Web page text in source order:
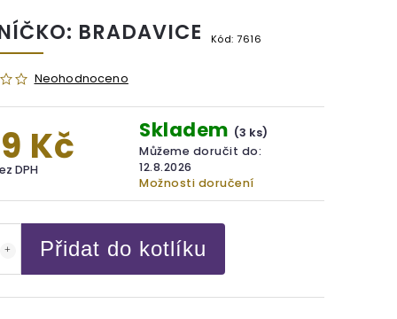
BRADAVICE Kód: 7616
Neohodnoceno
Kč
DPH
Skladem (3 ks)
Můžeme doručit do:
12.8.2026
Možnosti doručení
Přidat do kotlíku